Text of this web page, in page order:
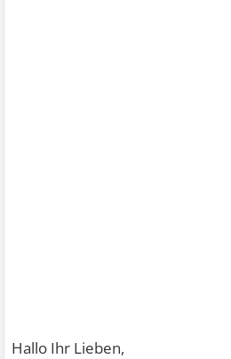
Hallo Ihr Lieben,